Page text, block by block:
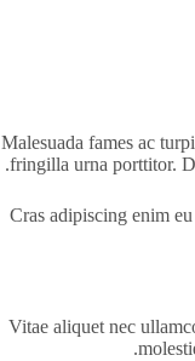
Malesuada fames ac
fringilla urna porttitor.
Cras adipiscing enim
Vitae aliquet nec